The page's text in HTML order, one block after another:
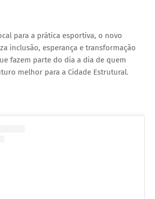
para a prática esportiva, o novo
inclusão, esperança e transformação
fazem parte do dia a dia de quem
melhor para a Cidade Estrutural.